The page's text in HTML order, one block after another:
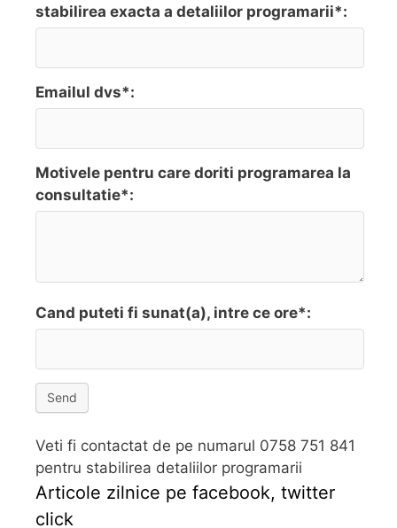
stabilirea exacta a detaliilor programarii*:
Emailul dvs*:
Motivele pentru care doriti programarea la
consultatie*:
Cand puteti fi sunat(a), intre ce ore*:
Send
Veti fi contactat de pe numarul 0758 751 841
pentru stabilirea detaliilor programarii
Articole zilnice pe facebook, twitter
click